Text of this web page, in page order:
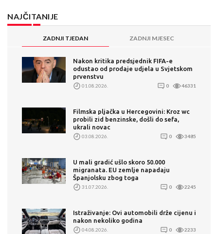
NAJČITANIJE
ZADNJI TJEDAN ZADNJI MJESEC
Nakon kritika predsjednik FIFA-e
odustao od prodaje udjela u Svjetskom
prvenstvu
01.08.2026. 0 46331
Filmska pljačka u Hercegovini: Kroz wc
probili zid benzinske, došli do sefa,
ukrali novac
03.08.2026. 0 3485
U mali gradić ušlo skoro 50.000
migranata. EU zemlje napadaju
Španjolsku zbog toga
31.07.2026. 0 2245
Istraživanje: Ovi automobili drže cijenu i
nakon nekoliko godina
04.08.2026. 0 2233